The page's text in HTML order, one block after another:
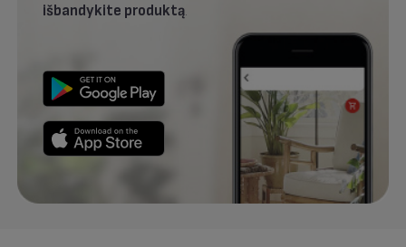
išbandykite produktą.